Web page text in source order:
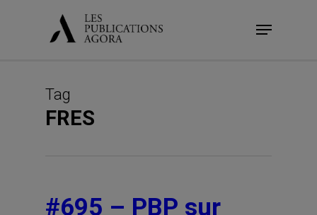
Menu
Tag
FRES
#695 – PBP sur